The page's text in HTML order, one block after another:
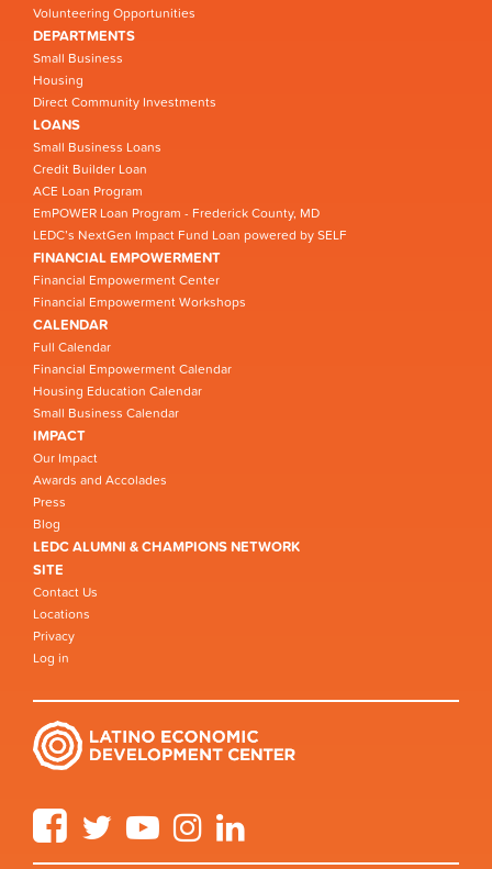
Volunteering Opportunities
DEPARTMENTS
Small Business
Housing
Direct Community Investments
LOANS
Small Business Loans
Credit Builder Loan
ACE Loan Program
EmPOWER Loan Program - Frederick County, MD
LEDC’s NextGen Impact Fund Loan powered by SELF
FINANCIAL EMPOWERMENT
Financial Empowerment Center
Financial Empowerment Workshops
CALENDAR
Full Calendar
Financial Empowerment Calendar
Housing Education Calendar
Small Business Calendar
IMPACT
Our Impact
Awards and Accolades
Press
Blog
LEDC ALUMNI & CHAMPIONS NETWORK
SITE
Contact Us
Locations
Privacy
Log in
FacebookTwitter YouTube Instagram